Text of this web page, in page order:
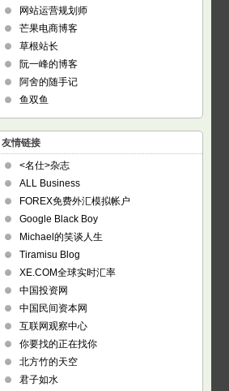
网站运营规划师
芒果电商博客
草根站长
阮一峰的博客
阿舍的随手记
鱼双鱼
友情链接
<名仕>杂志
ALL Business
FOREX免费外汇模拟帐户
Google Black Boy
Michael的笑谈人生
Tiramisu Blog
XE.COM全球实时汇率
中国投资网
中国民间资本网
互联网观察中心
你要找的正在找你
北方竹的天空
君子如水